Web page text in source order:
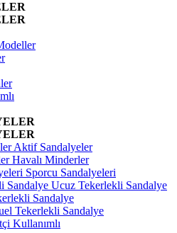
Aktif Sandalyeler
Havalı Minderler
Sporcu Sandalyeleri
Ucuz Tekerlekli Sandalye
Sandalye
Tekerlekli Sandalye
Kullanımlı